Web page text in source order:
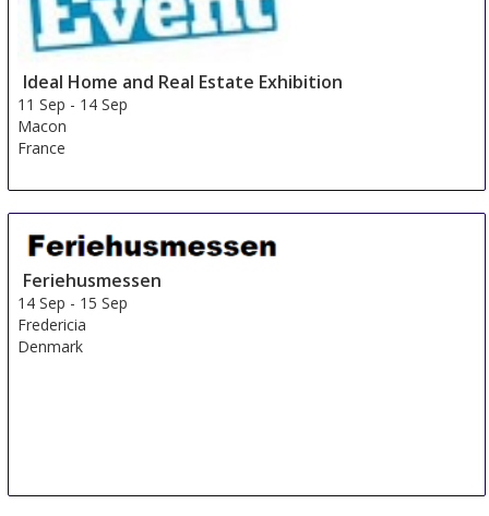
Ideal Home and Real Estate Exhibition
11 Sep - 14 Sep
Macon
France
Feriehusmessen
14 Sep - 15 Sep
Fredericia
Denmark